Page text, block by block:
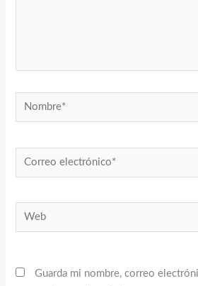
Nombre*
Correo
electrónico*
Web
Guarda mi nombre, correo